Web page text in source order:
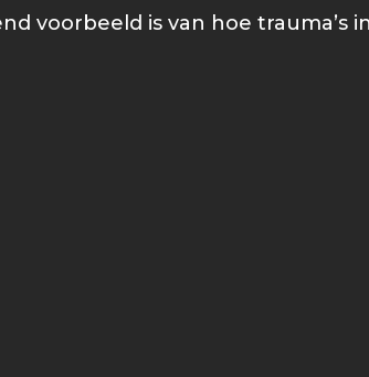
voorbeeld is van hoe trauma’s